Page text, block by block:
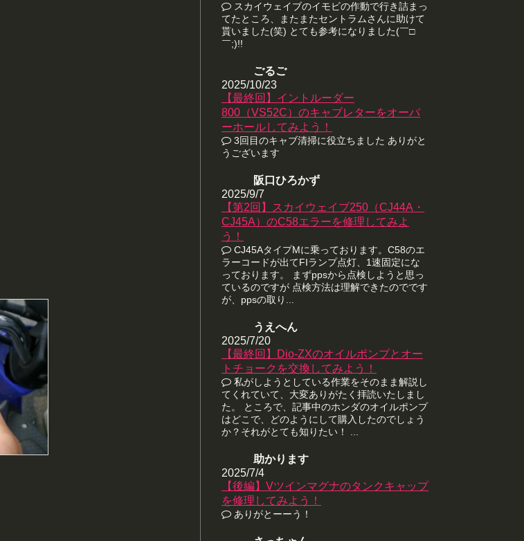
スカイウェイブのイモビの作動で行き詰まっ
てたところ、またまたセントラムさんに助けて
貰いました(笑) とても参考になりました(￣□
￣;)!!
ごるご
2025/10/23
【最終回】イントルーダー
800（VS52C）のキャブレターをオーバ
ーホールしてみよう！
3回目のキャブ清掃に役立ちました ありがと
うございます
阪口ひろかず
2025/9/7
【第2回】スカイウェイブ250（CJ44A・
CJ45A）のC58エラーを修理してみよ
う！
CJ45AタイプMに乗っております。C58のエ
ラーコードが出てFIランプ点灯、1速固定にな
っております。 まずppsから点検しようと思っ
ているのですが 点検方法は理解できたのでです
が、ppsの取り...
うえへん
2025/7/20
【最終回】Dio-ZXのオイルポンプとオー
トチョークを交換してみよう！
私がしようとしている作業をそのまま解説し
てくれていて、大変ありがたく拝読いたしまし
た。 ところで、記事中のホンダのオイルポンプ
はどこで、どのようにして購入したのでしょう
か？それがとても知りたい！ ...
助かります
2025/7/4
【後編】Vツインマグナのタンクキャップ
を修理してみよう！
ありがとーーう！